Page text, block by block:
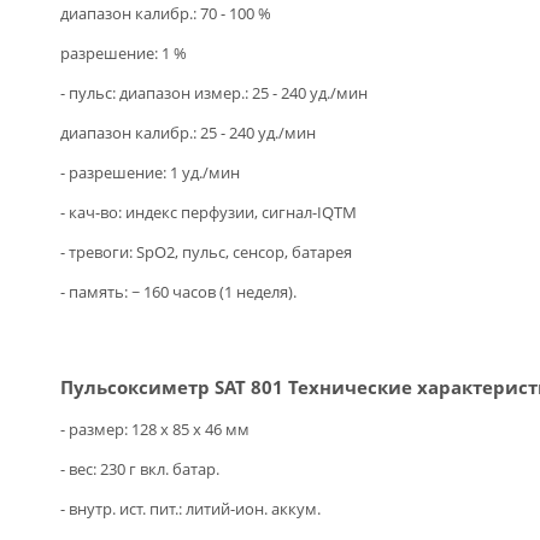
диапазон калибр.: 70 - 100 %
разрешение: 1 %
- пульс: диапазон измер.: 25 - 240 уд./мин
диапазон калибр.: 25 - 240 уд./мин
- разрешение: 1 уд./мин
- кач-во: индекс перфузии, сигнал-IQTM
- тревоги: SpO2, пульс, сенсор, батарея
- память: ~ 160 часов (1 неделя).
Пульсоксиметр SAT 801 Технические
- размер: 128 x 85 x 46 мм
- вес: 230 г вкл. батар.
- внутр. ист. пит.: литий-ион. аккум.